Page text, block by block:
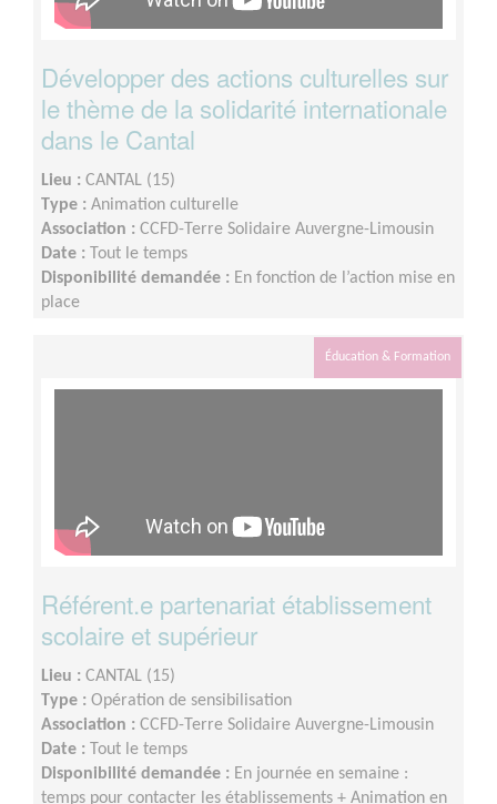
Développer des actions culturelles sur
le thème de la solidarité internationale
dans le Cantal
Lieu : CANTAL (15)
Type : Animation culturelle
Association : CCFD-Terre Solidaire Auvergne-Limousin
Date : Tout le temps
Disponibilité demandée : En fonction de l’action mise en
place
Éducation & Formation
Référent.e partenariat établissement
scolaire et supérieur
Lieu : CANTAL (15)
Type : Opération de sensibilisation
Association : CCFD-Terre Solidaire Auvergne-Limousin
Date : Tout le temps
Disponibilité demandée : En journée en semaine :
temps pour contacter les établissements + Animation en